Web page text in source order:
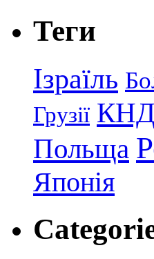
Теги
Ізраїль
Грузії
Польща
Японія